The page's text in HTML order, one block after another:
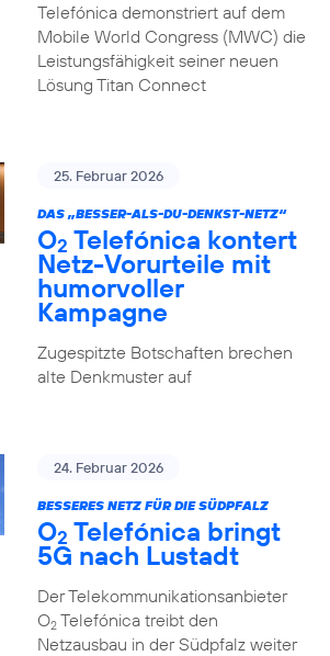
Telefónica demonstriert auf dem
Mobile World Congress (MWC) die
Leistungsfähigkeit seiner neuen
Lösung Titan Connect
25. Februar 2026
DAS „BESSER-ALS-DU-DENKST-NETZ“
O2 Telefónica kontert
Netz-Vorurteile mit
humorvoller
Kampagne
Zugespitzte Botschaften brechen
alte Denkmuster auf
24. Februar 2026
BESSERES NETZ FÜR DIE SÜDPFALZ
O2 Telefónica bringt
5G nach Lustadt
Der Telekommunikationsanbieter
O2Telefónica treibt den
Netzausbau in der Südpfalz weiter